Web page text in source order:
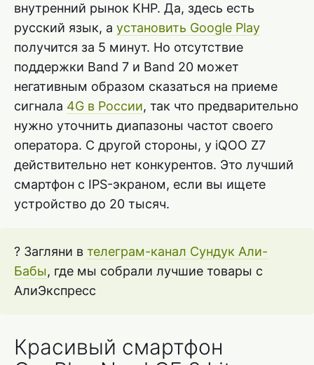
внутренний рынок КНР. Да, здесь есть
русский язык, а установить Google Play
получится за 5 минут. Но отсутствие
поддержки Band 7 и Band 20 может
негативным образом сказаться на приеме
сигнала 4G в России, так что предварительно
нужно уточнить диапазоны частот своего
оператора. С другой стороны, у iQOO Z7
действительно нет конкурентов. Это лучший
смартфон с IPS-экраном, если вы ищете
устройство до 20 тысяч.
? Загляни в телеграм-канал Сундук Али-
Бабы, где мы собрали лучшие товары с
АлиЭкспресс
Красивый смартфон